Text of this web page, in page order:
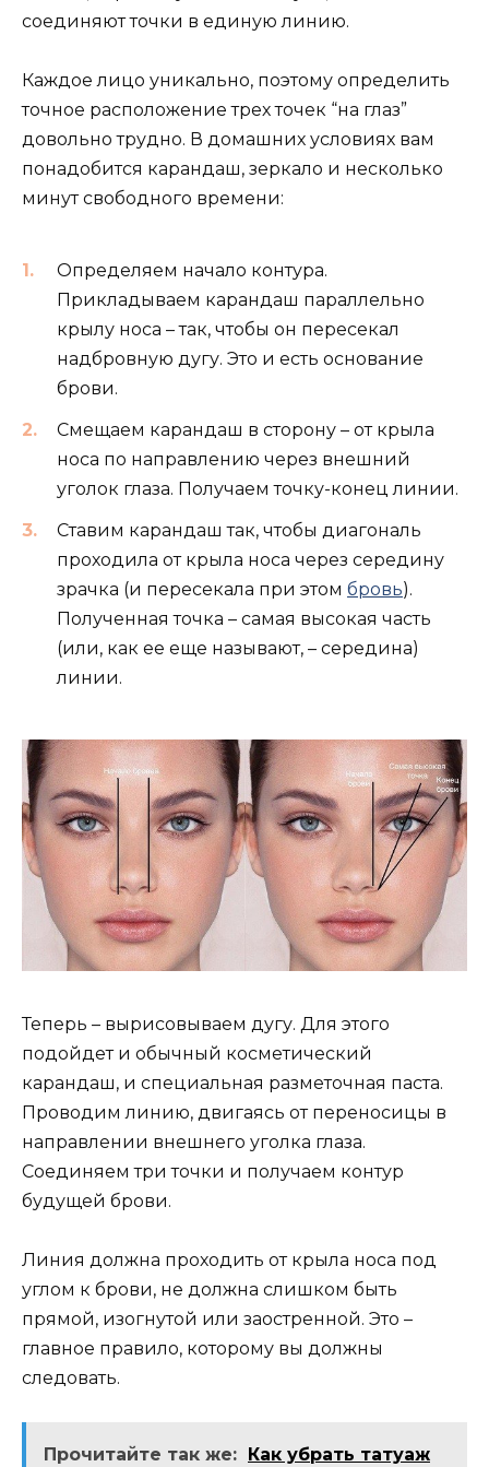
соединяют точки в единую линию.
Каждое лицо уникально, поэтому определить
точное расположение трех точек “на глаз”
довольно трудно. В домашних условиях вам
понадобится карандаш, зеркало и несколько
минут свободного времени:
Определяем начало контура.
Прикладываем карандаш параллельно
крылу носа – так, чтобы он пересекал
надбровную дугу. Это и есть основание
брови.
Смещаем карандаш в сторону – от крыла
носа по направлению через внешний
уголок глаза. Получаем точку-конец линии.
Ставим карандаш так, чтобы диагональ
проходила от крыла носа через середину
зрачка (и пересекала при этом бровь).
Полученная точка – самая высокая часть
(или, как ее еще называют, – середина)
линии.
Теперь – вырисовываем дугу. Для этого
подойдет и обычный косметический
карандаш, и специальная разметочная паста.
Проводим линию, двигаясь от переносицы в
направлении внешнего уголка глаза.
Соединяем три точки и получаем контур
будущей брови.
Линия должна проходить от крыла носа под
углом к брови, не должна слишком быть
прямой, изогнутой или заостренной. Это –
главное правило, которому вы должны
следовать.
Прочитайте так же:
Как убрать татуаж